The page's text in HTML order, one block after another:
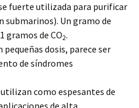
fuerte utilizada para purificar
submarinos). Un gramo de
gramos de CO2.
pequeñas dosis, parece ser
de síndromes
como espesantes de
de alta